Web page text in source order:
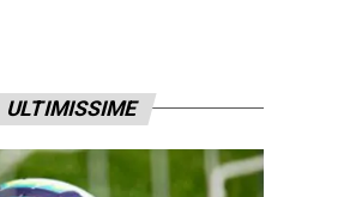
ULTIMISSIME